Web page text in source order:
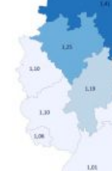
hinnehmen mussten,
Menschen mit…